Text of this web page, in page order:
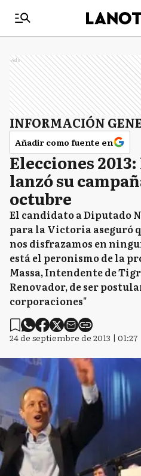
Ads
INFORMACIÓN
Añadir como fuente en
Elecciones
lanzó su
octubre
El candidato a Diputado
para la Victoria aseguró
nos disfrazamos en
está el peronismo de la
Massa, Intendente de
Renovador, de ser
corporaciones"
24 de septiembre de 2013 | 01:27